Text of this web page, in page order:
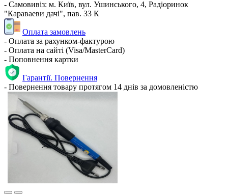
- Самовивіз: м. Київ, вул. Ушинського, 4, Радіоринок
"Караваеви дачі", пав. 33 К
Оплата замовлень
- Оплата за рахунком-фактурою
- Оплата на сайті (Visa/MasterCard)
- Поповнення картки
Гарантії. Повернення
- Повернення товару протягом 14 днів за домовленістю